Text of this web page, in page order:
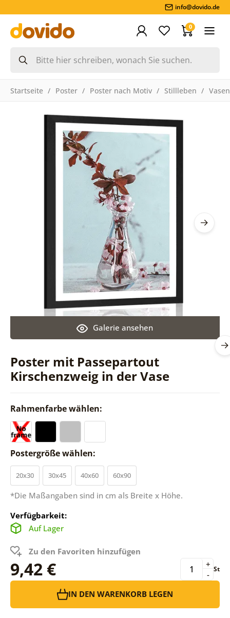
info@dovido.de
0
Startseite Poster Poster nach Motiv Stillleben Vasen
Poster mit Passepartout
Kirschenzweig in der Vase
Galerie ansehen
Rahmenfarbe wählen:
Postergröße wählen:
20x30 30x45 40x60 60x90
*Die Maßangaben sind in cm als Breite x Höhe.
Verfügbarkeit:
Auf Lager
Zu den Favoriten hinzufügen
9,42 € -
+ St
IN DEN WARENKORB LEGEN